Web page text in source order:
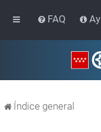
FAQ
Índice general